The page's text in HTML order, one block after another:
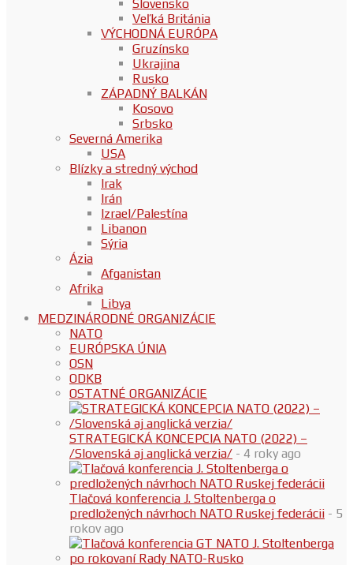
Slovensko
Veľká Británia
VÝCHODNÁ EURÓPA
Gruzínsko
Ukrajina
Rusko
ZÁPADNÝ BALKÁN
Kosovo
Srbsko
Severná Amerika
USA
Blízky a stredný východ
Irak
Irán
Izrael/Palestína
Libanon
Sýria
Ázia
Afganistan
Afrika
Libya
MEDZINÁRODNÉ ORGANIZÁCIE
NATO
EURÓPSKA ÚNIA
OSN
ODKB
OSTATNÉ ORGANIZÁCIE
STRATEGICKÁ KONCEPCIA NATO (2022) –
/Slovenská aj anglická verzia/ - 4 roky ago
Tlačová konferencia J. Stoltenberga o
predložených návrhoch NATO Ruskej federácii - 5
rokov ago